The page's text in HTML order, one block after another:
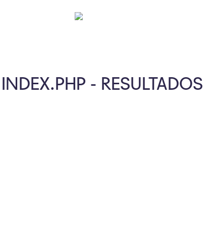
INDEX.PHP - RESULTADOS